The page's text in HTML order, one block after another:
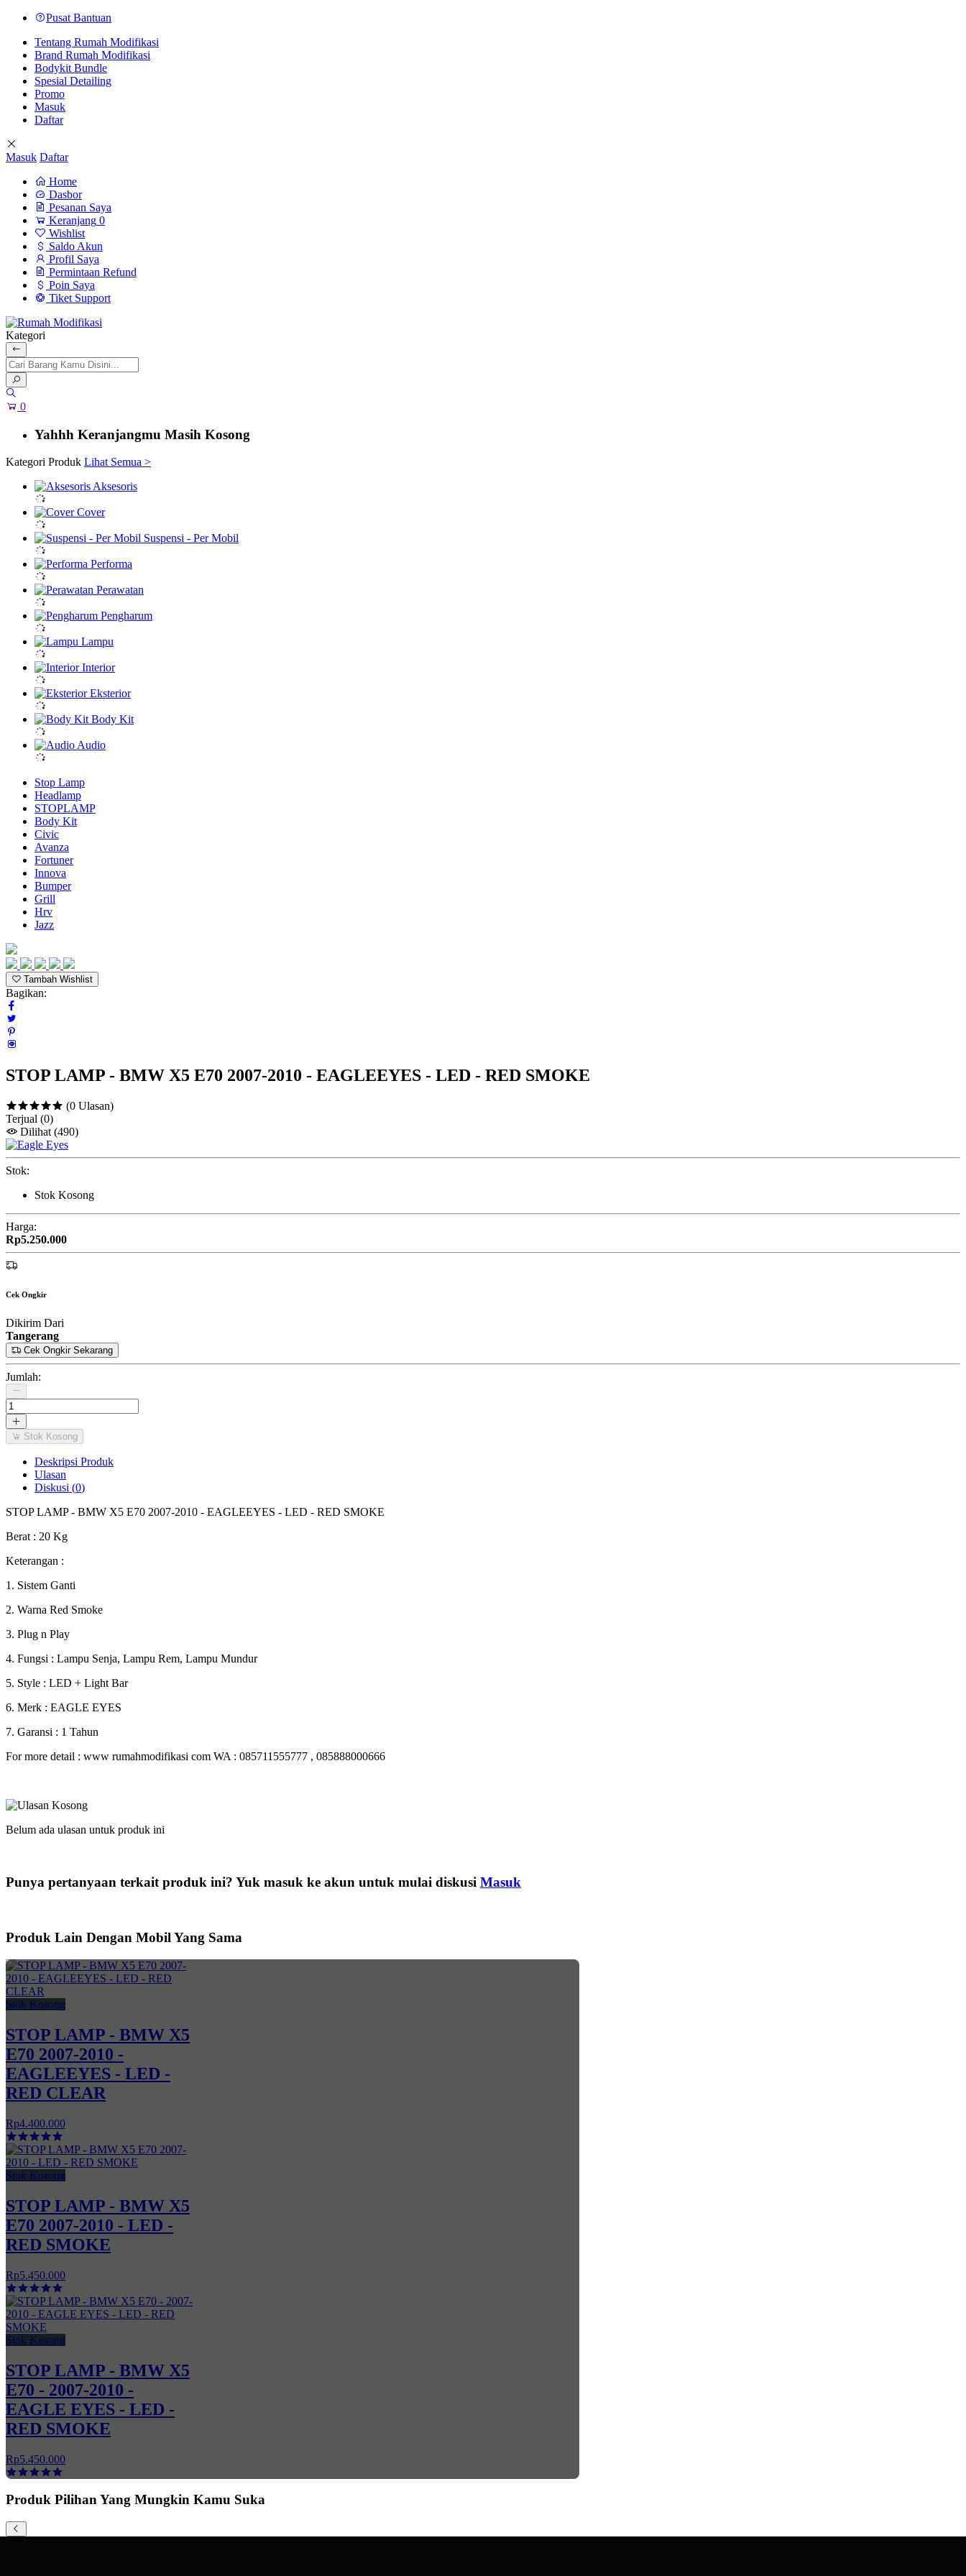
Pusat Bantuan
Tentang Rumah Modifikasi
Brand Rumah Modifikasi
Bodykit Bundle
Spesial Detailing
Promo
Masuk
Daftar
Masuk Daftar
Home
Dasbor
Pesanan Saya
Keranjang 0
Wishlist
Saldo Akun
Profil Saya
Permintaan Refund
Poin Saya
Tiket Support
Kategori
0
Yahhh Keranjangmu Masih Kosong
Kategori Produk Lihat Semua >
Aksesoris
Cover
Suspensi - Per Mobil
Performa
Perawatan
Pengharum
Lampu
Interior
Eksterior
Body Kit
Audio
Stop Lamp
Headlamp
STOPLAMP
Body Kit
Civic
Avanza
Fortuner
Innova
Bumper
Grill
Hrv
Jazz
Tambah Wishlist
Bagikan:
STOP LAMP - BMW X5 E70 2007-2010 - EAGLEEYES - LED - RED SMOKE
(0 Ulasan)
Terjual (0)
Dilihat (490)
Stok:
Stok Kosong
Harga:
Rp5.250.000
Cek Ongkir
Dikirim Dari
Tangerang
Cek Ongkir Sekarang
Jumlah:
Stok Kosong
Deskripsi Produk
Ulasan
Diskusi (0)
STOP LAMP - BMW X5 E70 2007-2010 - EAGLEEYES - LED - RED SMOKE
Berat : 20 Kg
Keterangan :
1. Sistem Ganti
2. Warna Red Smoke
3. Plug n Play
4. Fungsi : Lampu Senja, Lampu Rem, Lampu Mundur
5. Style : LED + Light Bar
6. Merk : EAGLE EYES
7. Garansi : 1 Tahun
For more detail : www rumahmodifikasi com WA : 085711555777 , 085888000666
Belum ada ulasan untuk produk ini
Punya pertanyaan terkait produk ini? Yuk masuk ke akun untuk mulai diskusi Masuk
Produk Lain Dengan Mobil Yang Sama
Stok Kosong
STOP LAMP - BMW X5
E70 2007-2010 -
EAGLEEYES - LED -
RED CLEAR
Rp4.400.000
Stok Kosong
STOP LAMP - BMW X5
E70 2007-2010 - LED -
RED SMOKE
Rp5.450.000
Stok Kosong
STOP LAMP - BMW X5
E70 - 2007-2010 -
EAGLE EYES - LED -
RED SMOKE⁣
Rp5.450.000
Produk Pilihan Yang Mungkin Kamu Suka